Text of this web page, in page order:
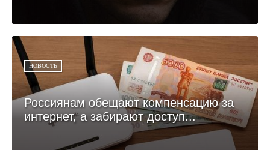
НОВОСТЬ
Россиянам обещают компенсацию за
интернет, а забирают доступ...